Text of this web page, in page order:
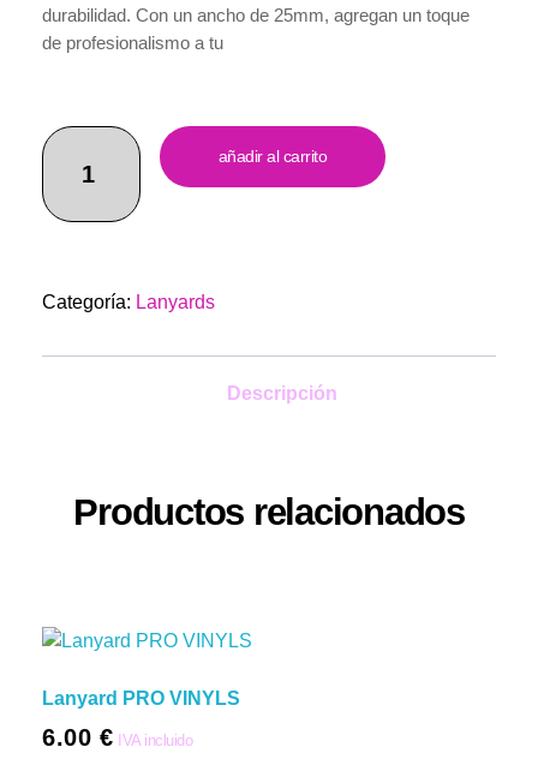
durabilidad. Con un ancho de 25mm, agregan un toque
de profesionalismo a tu
cualquier ocasión. Ofrecemos un servicio al cliente
excepcional para asegurar
una experiencia satisfactoria en cada paso del
proceso. Contáctanos hoy mismo y
añadir al carrito
Categoría: Lanyards
Descripción
Productos relacionados
Lanyard PRO VINYLS
6.00 € IVA incluido